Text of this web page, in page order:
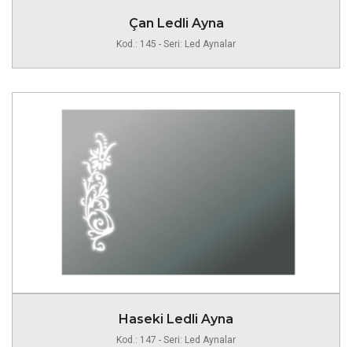
Çan Ledli Ayna
Kod.: 145 - Seri: Led Aynalar
Haseki Ledli Ayna
Kod.: 147 - Seri: Led Aynalar